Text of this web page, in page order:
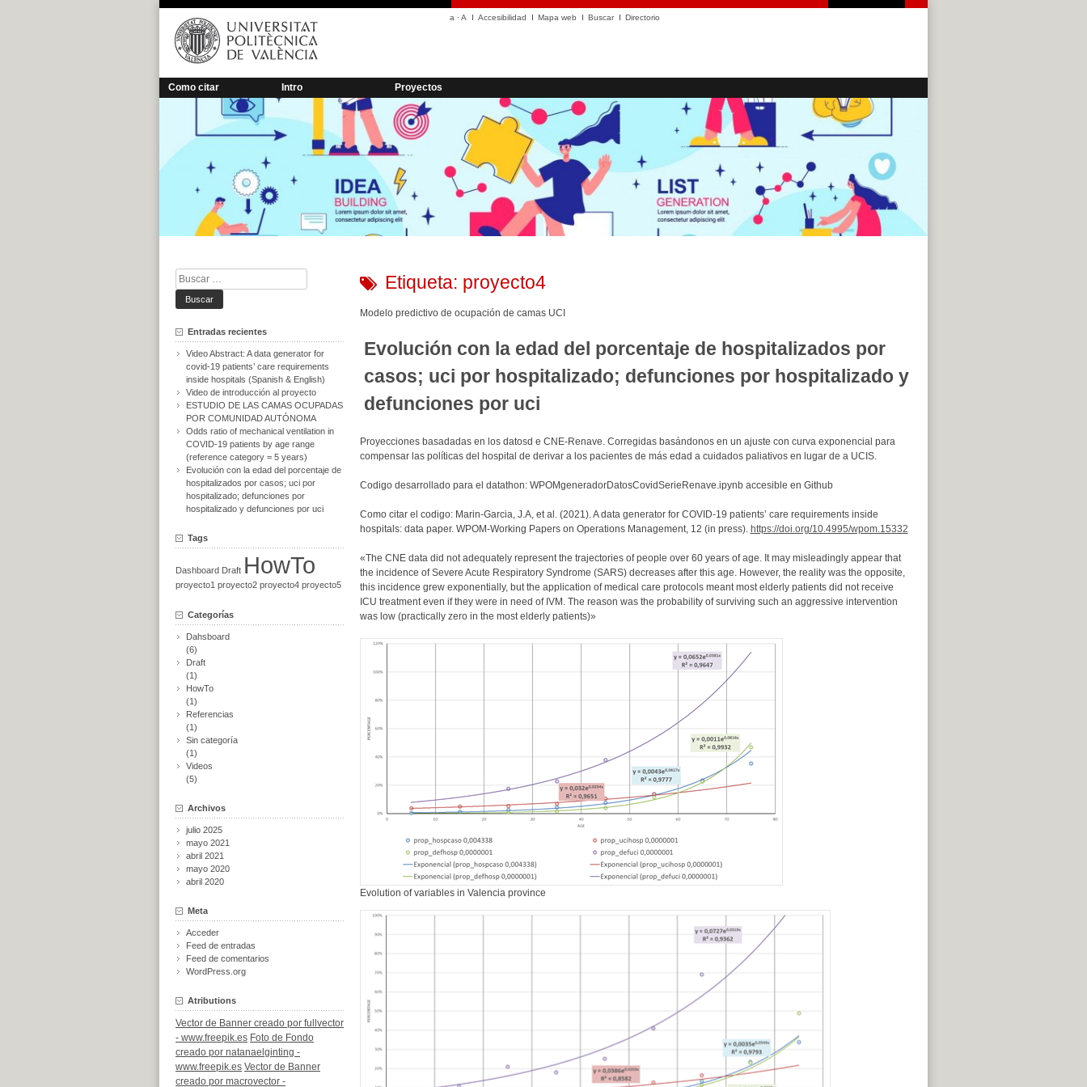
Saltar
contenido
a ·A Accesibilidad Mapa web Buscar Directorio
Como citar Intro Proyectos
Etiqueta: proyecto4
Modelo predictivo de ocupación de camas UCI
Evolución con la edad del porcentaje de hospitalizados por
casos; uci por hospitalizado; defunciones por hospitalizado y
defunciones por uci
Proyecciones basadadas en los datosd e CNE-Renave. Corregidas basándonos en un ajuste con curva exponencial para
compensar las políticas del hospital de derivar a los pacientes de más edad a cuidados paliativos en lugar de a UCIS.
Codigo desarrollado para el datathon: WPOMgeneradorDatosCovidSerieRenave.ipynb accesible en Github
Como citar el codigo: Marin-Garcia, J.A, et al. (2021). A data generator for COVID-19 patients’ care requirements inside
hospitals: data paper. WPOM-Working Papers on Operations Management, 12 (in press). https://doi.org/10.4995/wpom.15332
«The CNE data did not adequately represent the trajectories of people over 60 years of age. It may misleadingly appear that
the incidence of Severe Acute Respiratory Syndrome (SARS) decreases after this age. However, the reality was the opposite,
this incidence grew exponentially, but the application of medical care protocols meant most elderly patients did not receive
ICU treatment even if they were in need of IVM. The reason was the probability of surviving such an aggressive intervention
was low (practically zero in the most elderly patients)»
Evolution of variables in Valencia province
Buscar:
Entradas recientes
Video Abstract: A data generator for
covid-19 patients’ care requirements
inside hospitals (Spanish & English)
Video de introducción al proyecto
ESTUDIO DE LAS CAMAS OCUPADAS
POR COMUNIDAD AUTÓNOMA
Odds ratio of mechanical ventilation in
COVID-19 patients by age range
(reference category = 5 years)
Evolución con la edad del porcentaje de
hospitalizados por casos; uci por
hospitalizado; defunciones por
hospitalizado y defunciones por uci
Tags
Dashboard Draft HowTo
proyecto1 proyecto2 proyecto4 proyecto5
Categorías
Dahsboard
(6)
Draft
(1)
HowTo
(1)
Referencias
(1)
Sin categoría
(1)
Videos
(5)
Archivos
julio 2025
mayo 2021
abril 2021
mayo 2020
abril 2020
Meta
Acceder
Feed de entradas
Feed de comentarios
WordPress.org
Atributions
Vector de Banner creado por fullvector
- www.freepik.es Foto de Fondo
creado por natanaelginting -
www.freepik.es Vector de Banner
creado por macrovector -